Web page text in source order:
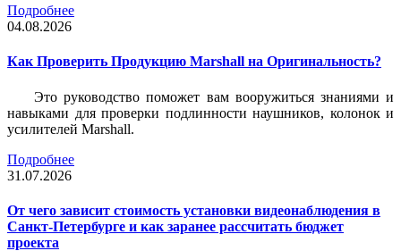
Подробнее
04.08.2026
Как Проверить Продукцию Marshall на Оригинальность?
Это руководство поможет вам вооружиться знаниями и
навыками для проверки подлинности наушников, колонок и
усилителей Marshall.
Подробнее
31.07.2026
От чего зависит стоимость установки видеонаблюдения в
Санкт-Петербурге и как заранее рассчитать бюджет
проекта